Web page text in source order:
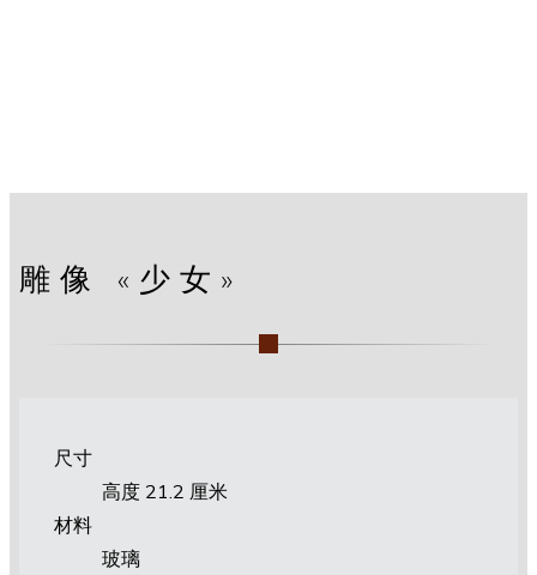
雕像 «少女»
尺寸
高度 21.2 厘米
材料
玻璃